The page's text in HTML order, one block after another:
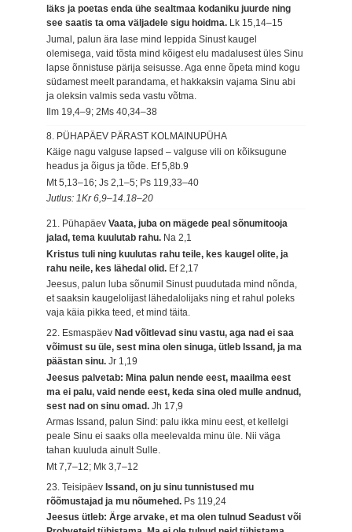
läks ja poetas enda ühe sealtmaa kodaniku juurde ning
see saatis ta oma väljadele sigu hoidma. Lk 15,14–15
Jumal, palun ära lase mind leppida Sinust kaugel
olemisega, vaid tõsta mind kõigest elu madalusest üles Sinu
lapse õnnistuse pärija seisusse. Aga enne õpeta mind kogu
südamest meelt parandama, et hakkaksin vajama Sinu abi
ja oleksin valmis seda vastu võtma.
Ilm 19,4–9; 2Ms 40,34–38
8. PÜHAPÄEV PÄRAST KOLMAINUPÜHA
Käige nagu valguse lapsed – valguse vili on kõiksugune
headus ja õigus ja tõde. Ef 5,8b.9
Mt 5,13–16; Js 2,1–5; Ps 119,33–40
Jutlus: 1Kr 6,9–14.18–20
21. PühapäevVaata, juba on mägede peal sõnumitooja
jalad, tema kuulutab rahu. Na 2,1
Kristus tuli ning kuulutas rahu teile, kes kaugel olite, ja
rahu neile, kes lähedal olid. Ef 2,17
Jeesus, palun luba sõnumil Sinust puudutada mind nõnda,
et saaksin kaugelolijast lähedalolijaks ning et rahul poleks
vaja käia pikka teed, et mind täita.
22. Esmaspäev Nad võitlevad sinu vastu, aga nad ei saa
võimust su üle, sest mina olen sinuga, ütleb Issand, ja ma
päästan sinu.Jr 1,19
Jeesus palvetab: Mina palun nende eest, maailma eest
ma ei palu, vaid nende eest, keda sina oled mulle andnud,
sest nad on sinu omad.Jh 17,9
Armas Issand, palun Sind: palu ikka minu eest, et kellelgi
peale Sinu ei saaks olla meelevalda minu üle. Nii väga
tahan kuuluda ainult Sulle.
Mt 7,7–12; Mk 3,7–12
23. Teisipäev Issand, on ju sinu tunnistused mu
rõõmustajad ja mu nõumehed. Ps 119,24
Jeesus ütleb: Ärge arvake, et ma olen tulnud Seadust või